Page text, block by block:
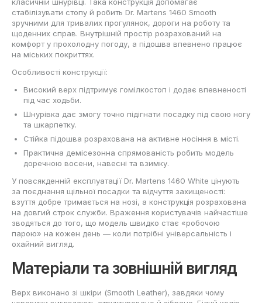
стабілізувати стопу й робить Dr. Martens 1460 Smooth
зручними для тривалих прогулянок, дороги на роботу та
щоденних справ. Внутрішній простір розрахований на
комфорт у прохолодну погоду, а підошва впевнено працює
на міських покриттях.
Особливості конструкції:
Високий верх підтримує гомілкостоп і додає впевненості
під час ходьби.
Шнурівка дає змогу точно підігнати посадку під свою ногу
та шкарпетку.
Стійка підошва розрахована на активне носіння в місті.
Практична демісезонна спрямованість робить модель
доречною восени, навесні та взимку.
У повсякденній експлуатації Dr. Martens 1460 White цінують
за поєднання щільної посадки та відчуття захищеності:
взуття добре тримається на нозі, а конструкція розрахована
на довгий строк служби. Враження користувачів найчастіше
зводяться до того, що модель швидко стає «робочою
парою» на кожен день — коли потрібні універсальність і
охайний вигляд.
Матеріали та зовнішній вигляд
Верх виконано зі шкіри (Smooth Leather), завдяки чому